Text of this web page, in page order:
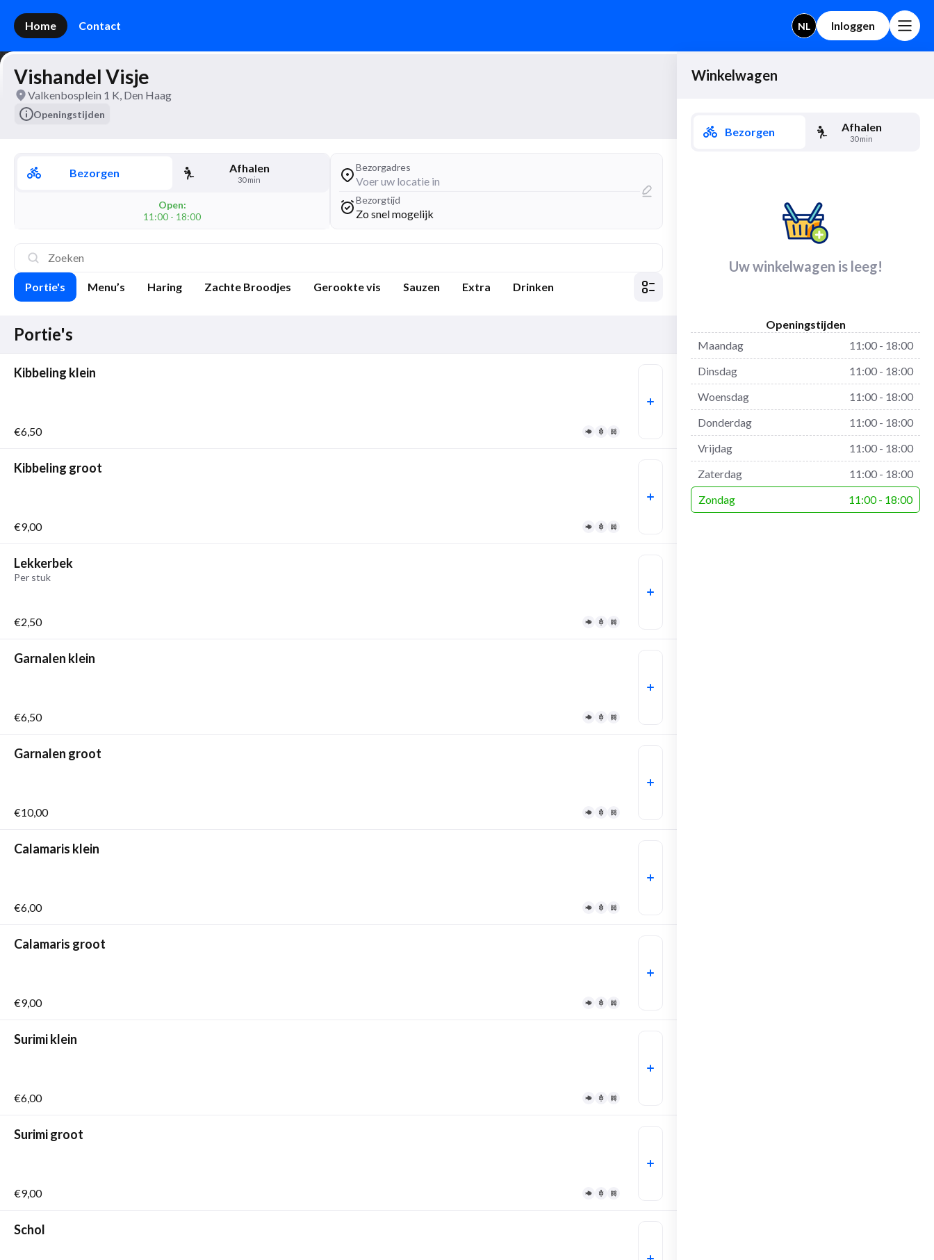
Home Contact NL Inloggen
Vishandel Visje
Valkenbosplein 1 K, Den Haag
Openingstijden
Bezorgen Afhalen
30 min
Open:
11:00 - 18:00
Bezorgadres
Voer uw locatie in
Bezorgtijd
Zo snel mogelijk
Portie's Menu’s Haring Zachte Broodjes Gerookte vis Sauzen Extra Drinken
Portie's
Kibbeling klein
€6,50
Kibbeling groot
€9,00
Lekkerbek
Per stuk
€2,50
Garnalen klein
€6,50
Garnalen groot
€10,00
Calamaris klein
€6,00
Calamaris groot
€9,00
Surimi klein
€6,00
Surimi groot
€9,00
Schol
Winkelwagen
Bezorgen Afhalen
30 min
Uw winkelwagen is leeg!
Openingstijden
Maandag
11:00 - 18:00
Dinsdag
11:00 - 18:00
Woensdag
11:00 - 18:00
Donderdag
11:00 - 18:00
Vrijdag
11:00 - 18:00
Zaterdag
11:00 - 18:00
Zondag
11:00 - 18:00